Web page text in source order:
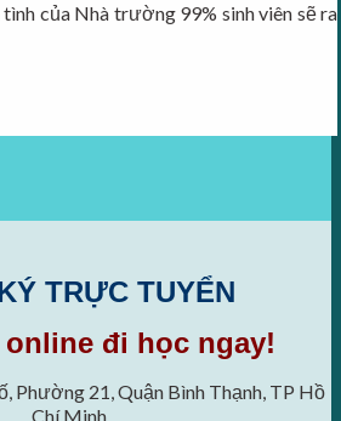
của Nhà trường 99% sinh viên sẽ ra
TRỰC TUYỂN
online đi học ngay!
Phường 21, Quận Bình Thạnh, TP Hồ
Chí Minh